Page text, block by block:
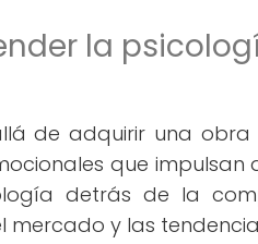
la
de adquirir una
que impulsan
detrás de la
y las